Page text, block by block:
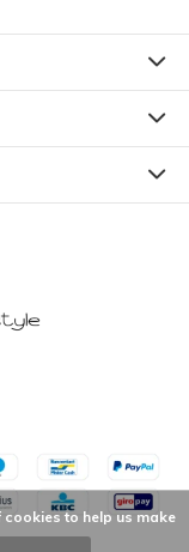
to help us make